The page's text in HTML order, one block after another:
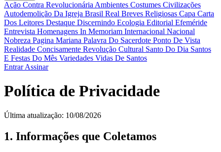
Ação Contra Revolucionária Ambientes Costumes Civilizações
Autodemolição Da Igreja Brasil Real Breves Religiosas Capa Carta
Dos Leitores Destaque Discernindo Ecologia Editorial Efeméride
Entrevista Homenagens In Memoriam Internacional Nacional
Nobreza Pagina Mariana Palavra Do Sacerdote Ponto De Vista
Realidade Concisamente Revolução Cultural Santo Do Dia Santos
E Festas Do Mês Variedades Vidas De Santos
EntrarAssinar
Política de Privacidade
Última atualização: 10/08/2026
1. Informações que Coletamos